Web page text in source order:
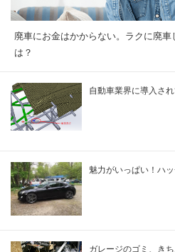
廃車にお金はかからない。ラクに廃車
は？
自動車業界に導入され
魅力がいっぱい！ハ
ガレージのゴミ、き